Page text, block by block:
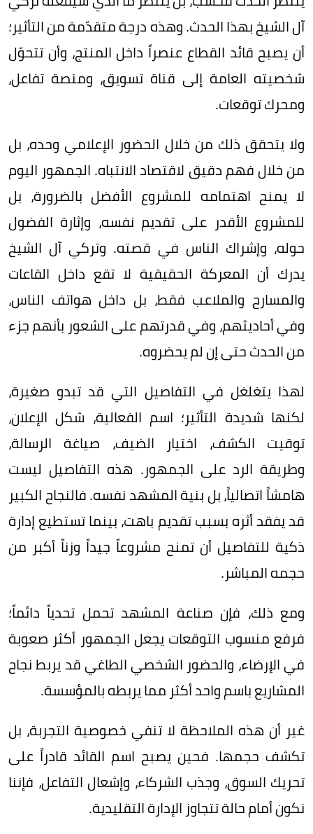
آل الشيخ بهذا الحدث. وهذه درجة متقدّمة من التأثير؛
أن يصبح قائد القطاع عنصراً داخل المنتج، وأن تتحوّل
شخصيته العامة إلى قناة تسويق، ومنصة تفاعل،
ومحرك توقعات.
ولا يتحقق ذلك من خلال الحضور الإعلامي وحده، بل
من خلال فهم دقيق لاقتصاد الانتباه. الجمهور اليوم
لا يمنح اهتمامه للمشروع الأفضل بالضرورة، بل
للمشروع الأقدر على تقديم نفسه، وإثارة الفضول
حوله، وإشراك الناس في قصته. وتركي آل الشيخ
يدرك أن المعركة الحقيقية لا تقع داخل القاعات
والمسارح والملاعب فقط، بل داخل هواتف الناس،
وفي أحاديثهم، وفي قدرتهم على الشعور بأنهم جزء
من الحدث حتى إن لم يحضروه.
لهذا يتغلغل في التفاصيل التي قد تبدو صغيرة،
لكنها شديدة التأثير؛ اسم الفعالية، شكل الإعلان،
توقيت الكشف، اختيار الضيف، صياغة الرسالة،
وطريقة الرد على الجمهور. هذه التفاصيل ليست
هامشاً اتصالياً، بل بنية المشهد نفسه. فالنجاح الكبير
قد يفقد أثره بسبب تقديم باهت، بينما تستطيع إدارة
ذكية للتفاصيل أن تمنح مشروعاً جيداً وزناً أكبر من
حجمه المباشر.
ومع ذلك، فإن صناعة المشهد تحمل تحدياً دائماً؛
فرفع منسوب التوقعات يجعل الجمهور أكثر صعوبة
في الإرضاء، والحضور الشخصي الطاغي قد يربط نجاح
المشاريع باسم واحد أكثر مما يربطه بالمؤسسة.
غير أن هذه الملاحظة لا تنفي خصوصية التجربة، بل
تكشف حجمها. فحين يصبح اسم القائد قادراً على
تحريك السوق، وجذب الشركاء، وإشعال التفاعل، فإننا
نكون أمام حالة تتجاوز الإدارة التقليدية.